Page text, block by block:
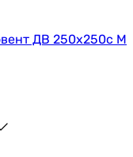
ДВ 250х250с М